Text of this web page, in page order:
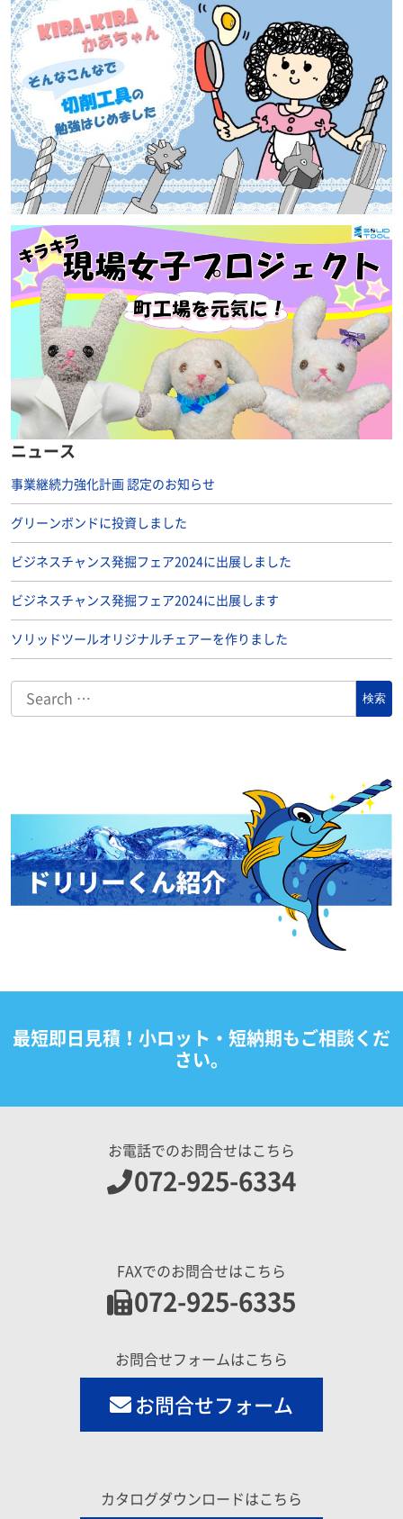
ニュース
事業継続力強化計画 認定のお知らせ
グリーンボンドに投資しました
ビジネスチャンス発掘フェア2024に出展しました
ビジネスチャンス発掘フェア2024に出展します
ソリッドツールオリジナルチェアーを作りました
最短即日見積！小ロット・短納期もご相談くだ
さい。
お電話でのお問合せはこちら
072-925-6334
FAXでのお問合せはこちら
072-925-6335
お問合せフォームはこちら
お問合せフォーム
カタログダウンロードはこちら